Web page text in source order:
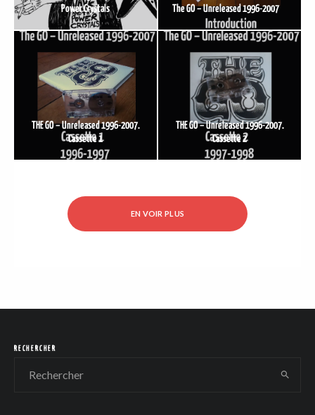
Power Crystals
The GO – Unreleased 1996-2007
THE GO – Unreleased 1996-2007.
Cassette 1
THE GO – Unreleased 1996-2007.
Cassette 2
EN VOIR PLUS
RECHERCHER